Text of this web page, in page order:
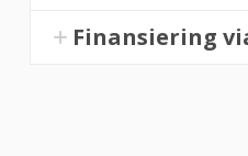
touch Finansiering